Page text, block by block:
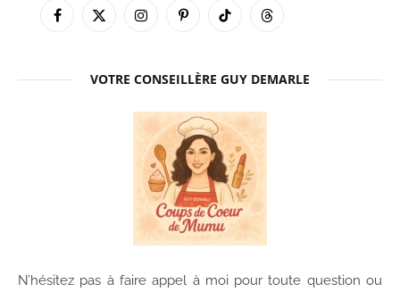
Facebook
X
InstagramPinterestTikTok Threads
VOTRE CONSEILLÈRE GUY DEMARLE
N’hésitez pas à faire appel à moi pour toute question ou